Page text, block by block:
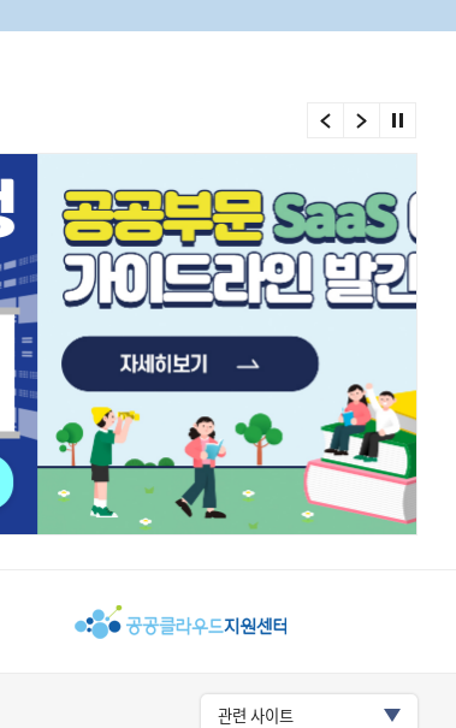
관련 사이트